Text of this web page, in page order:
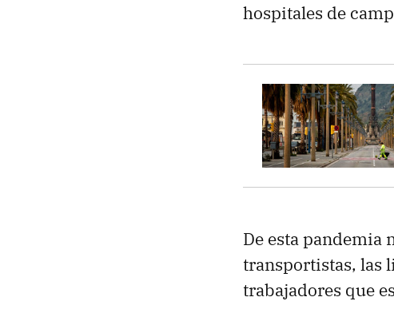
hospitales de
De esta pandemia
transportistas, las
trabajadores que